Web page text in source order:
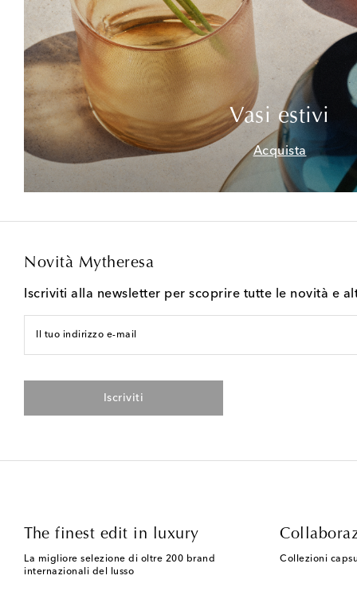
Vasi estivi
Acquista
Novità Mytheresa
Iscriviti alla newsletter per scoprire tutte le novità e
Il tuo indirizzo e-mail
Iscriviti
The finest edit in luxury
La migliore selezione di oltre 200 brand
internazionali del lusso
Collezioni